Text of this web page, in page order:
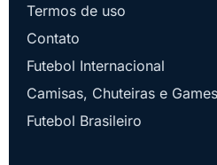
Termos de uso
Contato
Futebol Internacional
Camisas, Chuteiras e Games
Futebol Brasileiro